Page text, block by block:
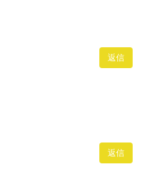
返信
返信